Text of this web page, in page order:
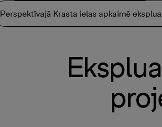
Perspektīvajā Krasta ielas apkaimē